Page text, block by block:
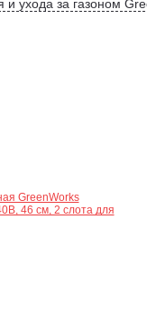
и ухода за газоном